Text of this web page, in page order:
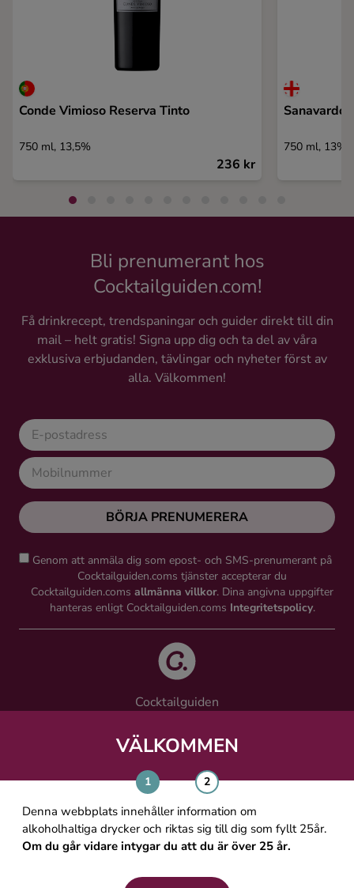
VÄLKOMMEN
Denna webbplats innehåller information om
alkoholhaltiga drycker och riktas sig till dig som fyllt 25år.
Om du går vidare intygar du att du är över 25 år.
Conde Vimioso Reserva Tinto
750 ml, 13,5%
236 kr
Sanavardo
750 ml, 13%
Bli prenumerant hos
Cocktailguiden.com!
Få drinkrecept, trendspaningar och guider direkt till din
mail – helt gratis! Signa upp dig och ta del av våra
exklusiva erbjudanden, tävlingar och nyheter först av
alla. Välkommen!
BÖRJA PRENUMERERA
Genom att anmäla dig som epost- och SMS-prenumerant på
Cocktailguiden.coms tjänster accepterar du
Cocktailguiden.coms allmänna villkor. Dina angivna uppgifter
hanteras enligt Cocktailguiden.coms Integritetspolicy.
Cocktailguiden
Västra Järnvägsgatan 21, 111 64 Stockholm
ALLMÄNNA VILLKOR